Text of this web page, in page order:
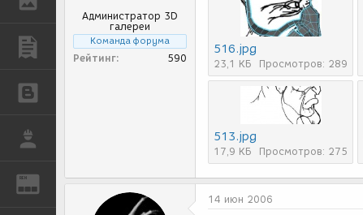
ПУБЛИКАЦИИ
REN
Администратор 3D
галереи
Команда форума
Рейтинг 590
516.jpg
23,1 КБ Просмотров: 289
513.jpg
17,9 КБ Просмотров: 275
14 июн 2006